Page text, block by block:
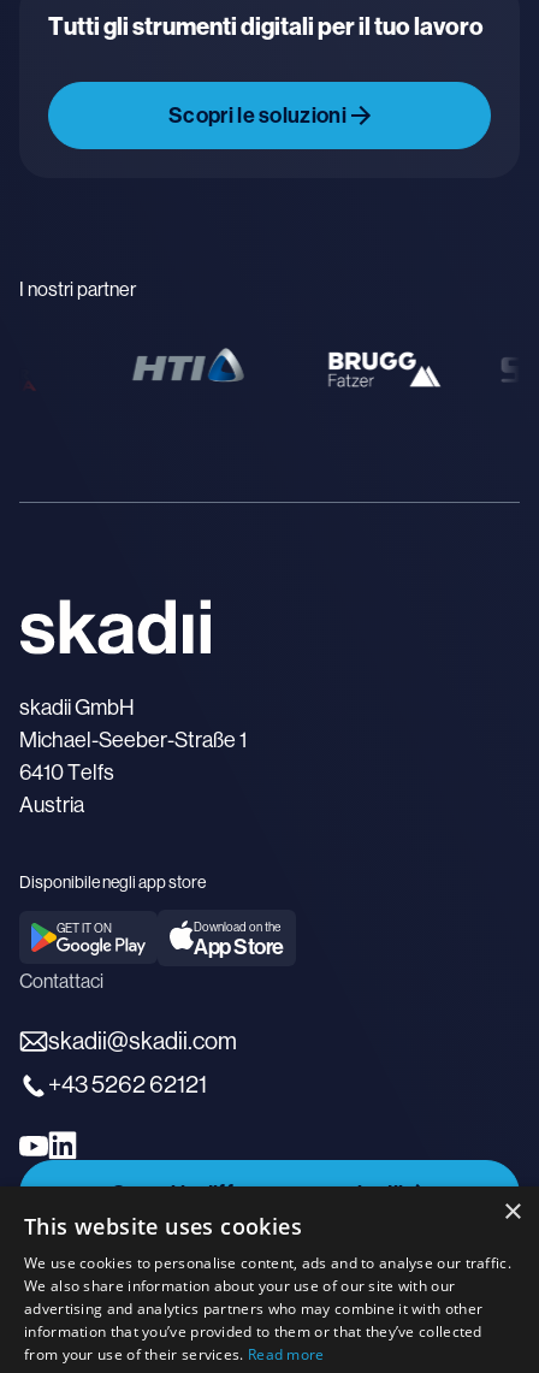
Tutti gli strumenti digitali per il tuo lavoro
Scopri le soluzioni
I nostri partner
skadii GmbH
Michael-Seeber-Straße 1
6410 Telfs
Austria
Disponibile negli app store
GET IT ON Download on the
App Store
Contattaci
skadii@skadii.com
+43 5262 62121
Scopri la differenza con skadii
Accedi
×
This website uses cookies
We use cookies to personalise content, ads and to analyse our traffic.
We also share information about your use of our site with our
advertising and analytics partners who may combine it with other
information that you’ve provided to them or that they’ve collected
from your use of their services. Read more